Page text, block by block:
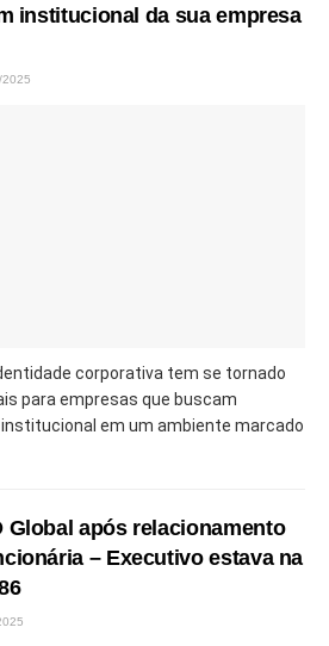
institucional da sua empresa
corporativa tem se tornado
para empresas que buscam
em um ambiente marcado
Global após relacionamento
– Executivo estava na